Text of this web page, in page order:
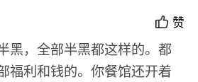
赞
黑，全部半黑都这样的。都
福利和钱的。你餐馆还开着